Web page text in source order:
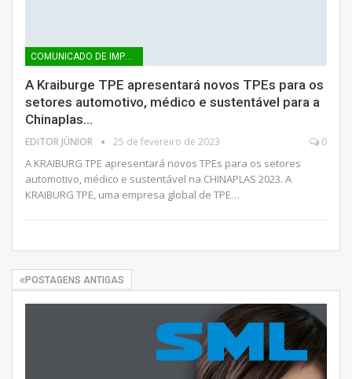
COMUNICADO DE IMPRENSA
A Kraiburge TPE apresentará novos TPEs para os
setores automotivo, médico e sustentável para a
Chinaplas…
EDITOR JÚNIOR 25 de fevereiro de 2023 0
A KRAIBURG TPE apresentará novos TPEs para os setores
automotivo, médico e sustentável na CHINAPLAS 2023. A
KRAIBURG TPE, uma empresa global de TPE…
POSTAGENS ANTIGAS